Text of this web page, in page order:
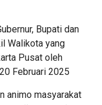
Bupati dan
Walikota yang
Pusat oleh
Februari 2025
animo masyarakat